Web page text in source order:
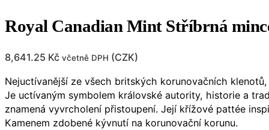
Royal Canadian Mint Stříbrná
8,641.25 Kč včetně DPH (CZK)
Nejuctívanější ze všech britských korunovačních
Je uctívaným symbolem královské autority, historie a
znamená vyvrcholení přistoupení. Její křížové pattée
Kamenem zdobené kývnutí na korunovační korunu.